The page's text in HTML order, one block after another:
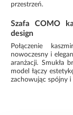
przestrzeń.
Szafa COMO
design
Połączenie
nowoczesny i
aranżacji. Smukła
model łączy
zachowując spójny